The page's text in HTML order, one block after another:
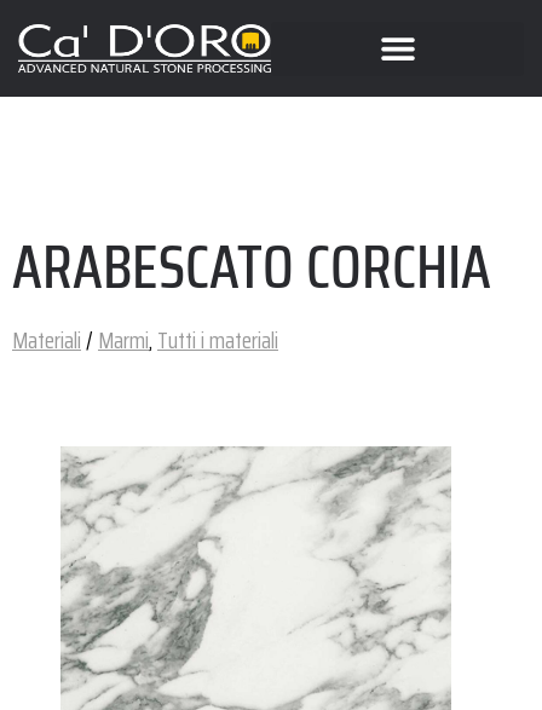
ARABESCATO CORCHIA
Materiali/Marmi,Tutti i materiali